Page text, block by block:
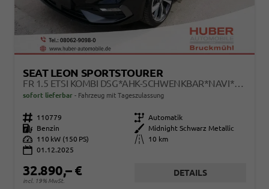
SEAT LEON SPORTSTOURER
FR 1.5 ETSI KOMBI DSG*AHK-SCHWENKBAR*NAVI*TEMPOMAT*3-ZONE KILMAAUTOMATIK
sofort lieferbar Fahrzeug mit Tageszulassung
Fahrzeugnr. 110779 Getriebe Automatik
Kraftstoff
Benzin Außenfarbe
Midnight Schwarz Metallic
Leistung
110 kW (150 PS) Kilometerstand
10 km
01.12.2025
32.890,– €
incl. 19% MwSt.
DETAILS